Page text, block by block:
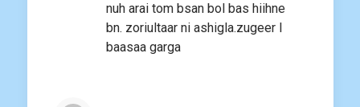
nuh arai tom bsan bol bas hiihne
bn. zoriultaar ni ashigla.zugeer l
baasaa garga